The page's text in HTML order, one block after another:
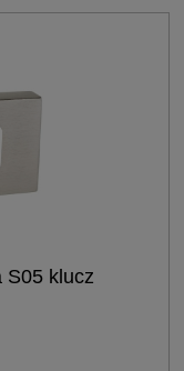
S05 klucz